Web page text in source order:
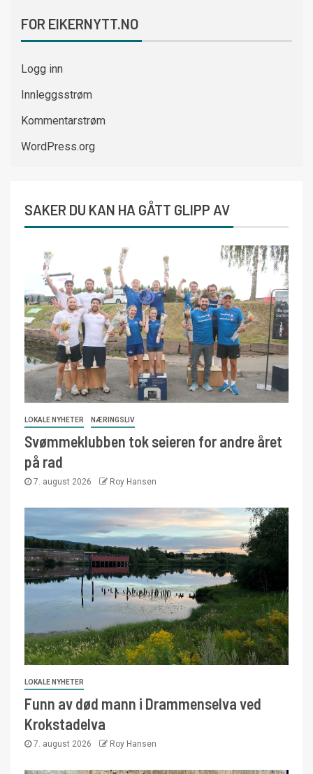
FOR EIKERNYTT.NO
Logg inn
Innleggsstrøm
Kommentarstrøm
WordPress.org
SAKER DU KAN HA GÅTT GLIPP AV
LOKALE NYHETER NÆRINGSLIV
Svømmeklubben tok seieren for andre året
på rad
7. august 2026 Roy Hansen
LOKALE NYHETER
Funn av død mann i Drammenselva ved
Krokstadelva
7. august 2026 Roy Hansen